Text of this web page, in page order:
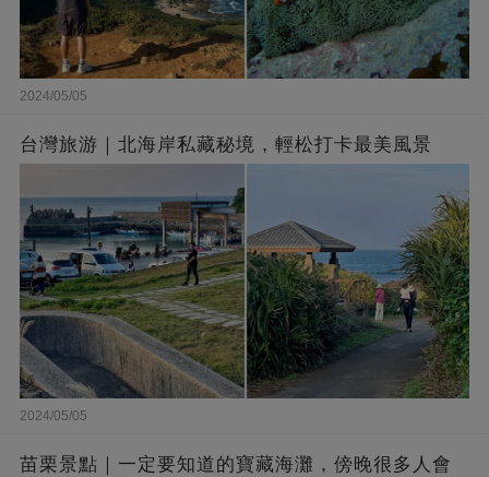
2024/05/05
台灣旅游｜北海岸私藏秘境，輕松打卡最美風景
2024/05/05
苗栗景點｜一定要知道的寶藏海灘，傍晚很多人會